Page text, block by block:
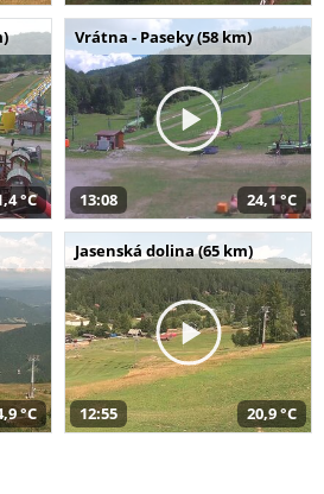
°C
Vrátna - Paseky (58 km)
13:08 24,1 °C
°C
Jasenská dolina (65 km)
12:55 20,9 °C